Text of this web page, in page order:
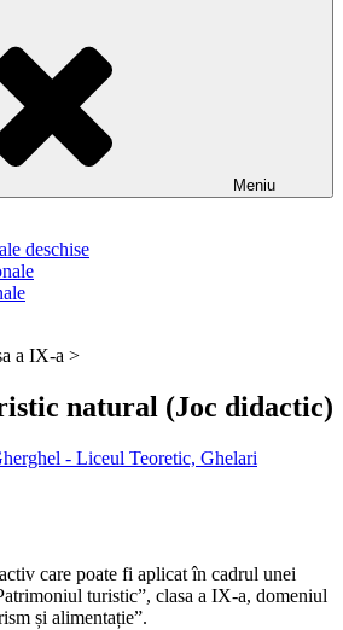
Meniu
deschise
a IX-a >
natural (Joc didactic)
- Liceul Teoretic, Ghelari
care poate fi aplicat în cadrul unei
turistic”, clasa a IX-a, domeniul
și alimentație”.